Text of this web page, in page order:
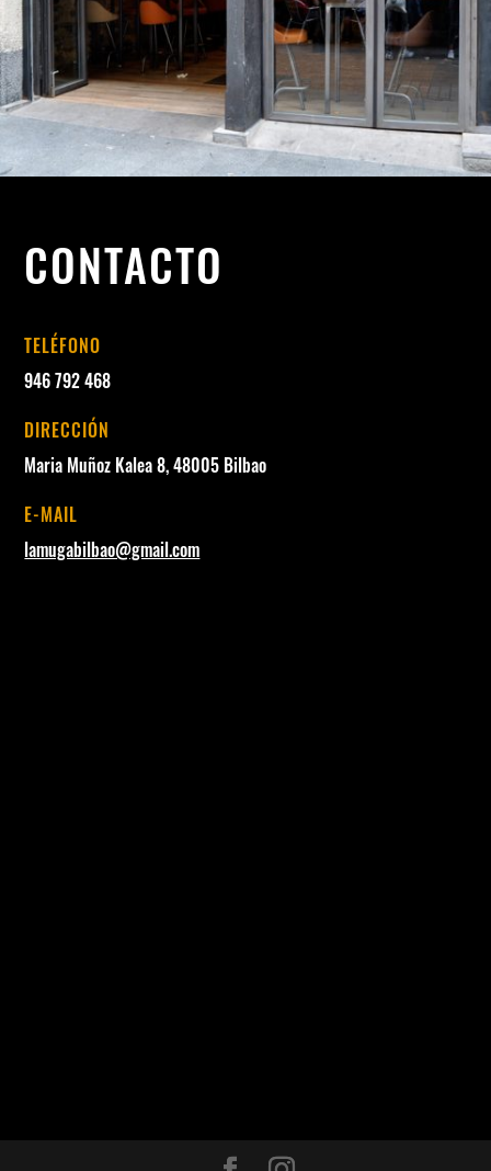
CONTACTO
TELÉFONO
946 792 468
DIRECCIÓN
Maria Muñoz Kalea 8, 48005 Bilbao
E-MAIL
lamugabilbao@gmail.com